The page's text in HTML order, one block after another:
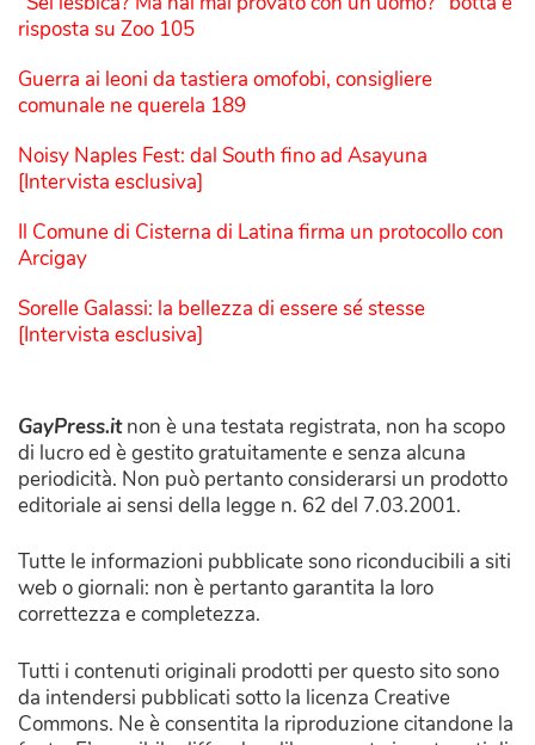
risposta su Zoo 105
Guerra ai leoni da tastiera omofobi, consigliere
comunale ne querela 189
Noisy Naples Fest: dal South fino ad Asayuna
[Intervista esclusiva]
Il Comune di Cisterna di Latina firma un protocollo con
Arcigay
Sorelle Galassi: la bellezza di essere sé stesse
[Intervista esclusiva]
GayPress.itnon è una testata registrata, non ha scopo
di lucro ed è gestito gratuitamente e senza alcuna
periodicità. Non può pertanto considerarsi un prodotto
editoriale ai sensi della legge n. 62 del 7.03.2001.
Tutte le informazioni pubblicate sono riconducibili a siti
web o giornali: non è pertanto garantita la loro
correttezza e completezza.
Tutti i contenuti originali prodotti per questo sito sono
da intendersi pubblicati sotto la licenza Creative
Commons. Ne è consentita la riproduzione citandone la